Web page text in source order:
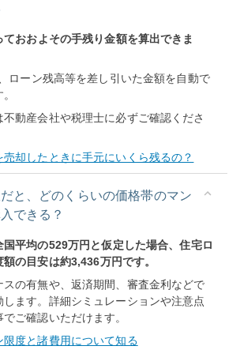
おおよその手残り金額を算出できま
ローン残高等を差し引いた金額を自動で
動産会社や税理士に必ずご確認くださ
売却したときに手元にいくら残るの？
と、どのくらいの価格帯のマン
できる？
国平均の529万円と仮定した場合、住宅ロ
の目安は約3,436万円です。
スの有無や、返済期間、審査金利などで
します。詳細シミュレーションや注意点
ご確認いただけます。
限度と諸費用について知る